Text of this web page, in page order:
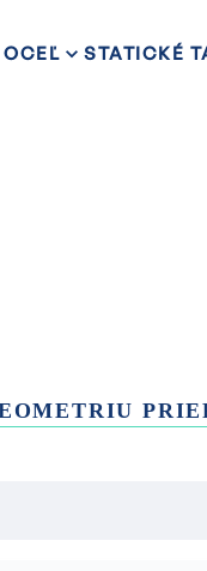
OCEĽ STATICKÉ